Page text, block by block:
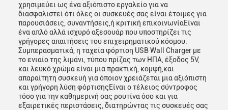
χρησιμεύει ως ένα αξιόπιστο εργαλείο για να
διασφαλιστεί ότι όλες οι συσκευές σας είναι έτοιμες για
παρουσιάσεις, συναντήσεις,ή κριτική επικοινωνίαΕίναι
ένα απλό αλλά ισχυρό αξεσουάρ που υποστηρίζει τις
γρήγορες απαιτήσεις του επιχειρηματικού κόσμου.
Συμπερασματικά, η ταχεία φόρτιση USB Wall Charger με
το ενιαίο της λιμάνι, τύπου πρίζας των ΗΠΑ, έξοδος 5V,
και λευκό χρώμα είναι μια πρακτική, κομψή,και
απαραίτητη συσκευή για όποιον χρειάζεται μια αξιόπιστη
και γρήγορη λύση φόρτισηςΕίναι ο τέλειος σύντροφος
τόσο για την καθημερινή σας ρουτίνα όσο και για
εξαιρετικές περιστάσεις, διατηρώντας τις συσκευές σας